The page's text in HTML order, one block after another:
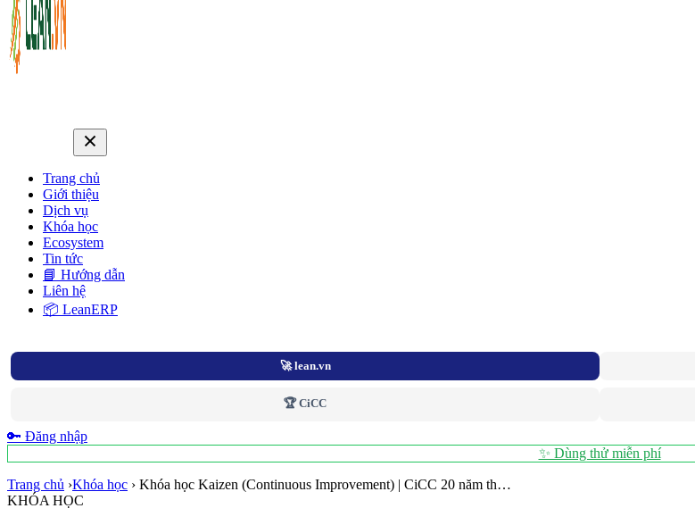
Trang chủ
Giới thiệu
Dịch vụ
Khóa học
Ecosystem
Tin tức
📘 Hướng dẫn
Liên hệ
📦 LeanERP
🚀 lean.vn
🏆 CiCC
🔑 Đăng nhập
✨ Dùng thử miễn phí
Trang chủ ›Khóa học › Khóa học Kaizen (Continuous Improvement) | CiCC 20 năm th…
KHÓA HỌC